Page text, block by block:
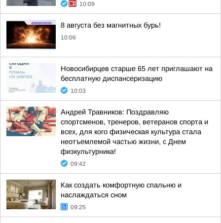
10:09
8 августа без магнитных бурь!
10:06
Новосибирцев старше 65 лет приглашают на
бесплатную диспансеризацию
10:03
Андрей Травников: Поздравляю
спортсменов, тренеров, ветеранов спорта и
всех, для кого физическая культура стала
неотъемлемой частью жизни, с Днем
физкультурника!
09:42
Как создать комфортную спальню и
наслаждаться сном
09:25